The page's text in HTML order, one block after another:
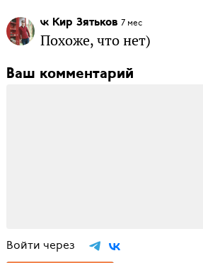
Кир Зятьков 7 мес
Похоже, что нет)
Ваш комментарий
Войти через